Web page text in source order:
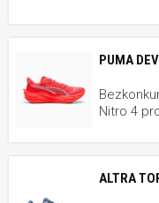
PUMA
Nitro 4
ALTRA